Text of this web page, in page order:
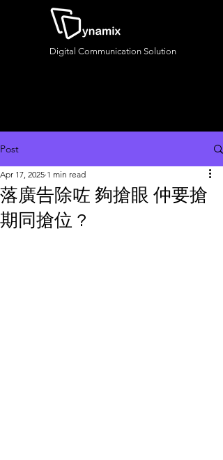
Digital Communication Solution
Post
落廣告除咗 夠搶眼 仲要搶
期同搶位 ?
Apr 17, 2025 1 min read